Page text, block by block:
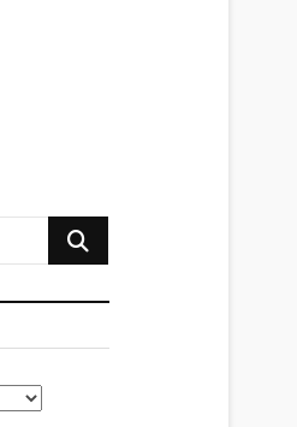
Buscar